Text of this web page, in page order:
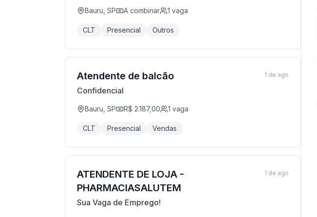
Bauru, SP A combinar 1 vaga
CLT Presencial Outros
Atendente de balcão
Confidencial
Bauru, SP R$ 2.187,00 1 vaga
CLT Presencial Vendas
1 de ago
ATENDENTE DE LOJA -
PHARMACIASALUTEM
Sua Vaga de Emprego!
1 de ago